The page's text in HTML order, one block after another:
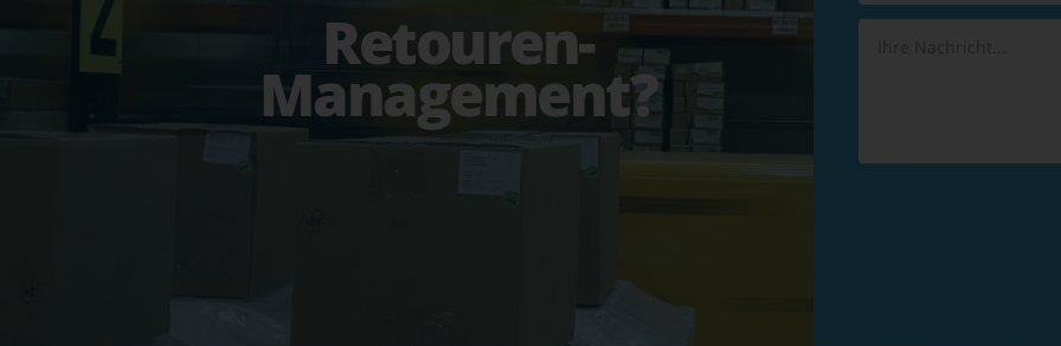
Retouren-
Management?